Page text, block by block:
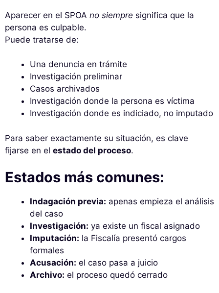
Aparecer en el SPOA no siempre significa que la
persona es culpable.
Puede tratarse de:
Una denuncia en trámite
Investigación preliminar
Casos archivados
Investigación donde la persona es víctima
Investigación donde es indiciado, no imputado
Para saber exactamente su situación, es clave
fijarse en el estado del proceso.
Estados más comunes:
Indagación previa: apenas empieza el análisis
del caso
Investigación: ya existe un fiscal asignado
Imputación: la Fiscalía presentó cargos
formales
Acusación: el caso pasa a juicio
Archivo: el proceso quedó cerrado